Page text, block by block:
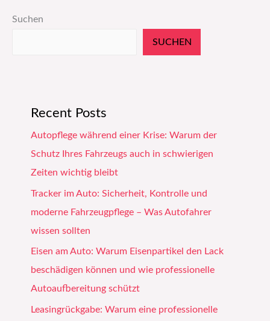
Suchen
SUCHEN
Recent Posts
Autopflege während einer Krise: Warum der
Schutz Ihres Fahrzeugs auch in schwierigen
Zeiten wichtig bleibt
Tracker im Auto: Sicherheit, Kontrolle und
moderne Fahrzeugpflege – Was Autofahrer
wissen sollten
Eisen am Auto: Warum Eisenpartikel den Lack
beschädigen können und wie professionelle
Autoaufbereitung schützt
Leasingrückgabe: Warum eine professionelle